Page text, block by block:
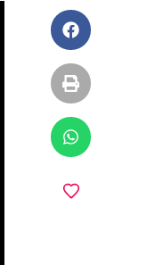
פייסבוק
הדפסה
ווטסאפ